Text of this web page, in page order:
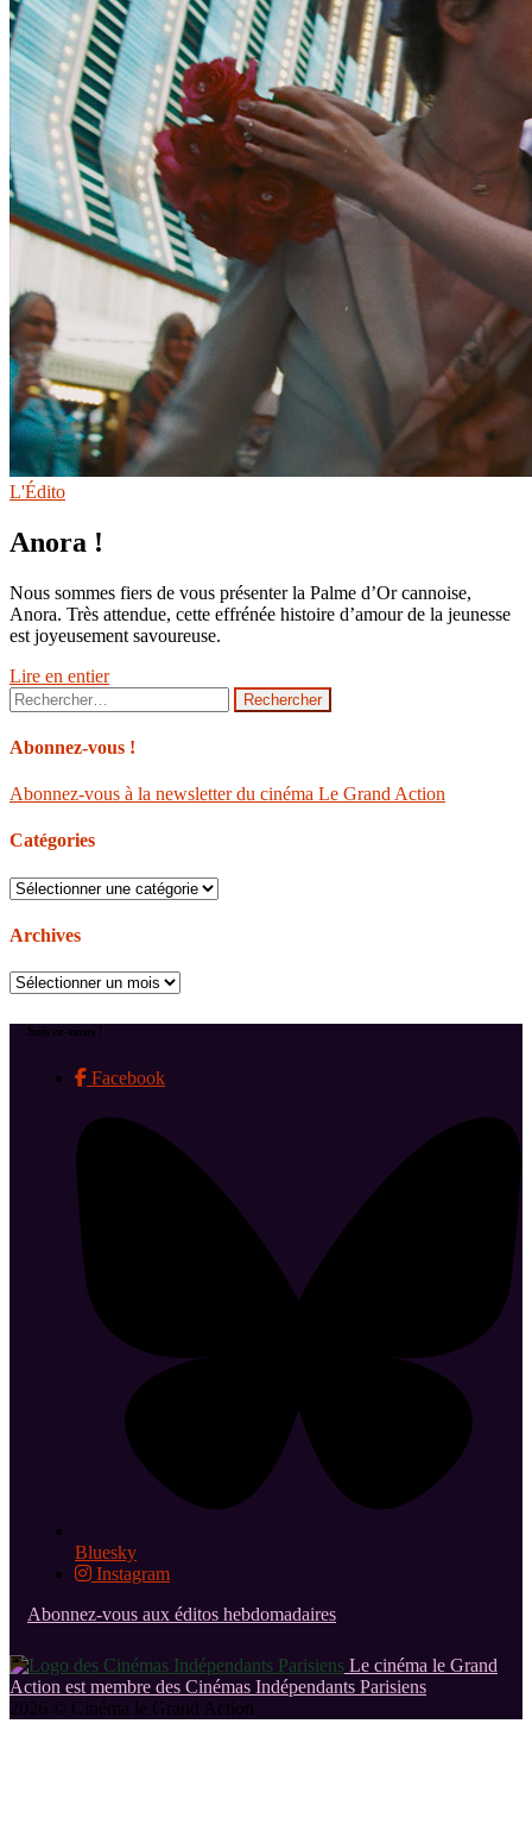
L'Édito
Anora !
Nous sommes fiers de vous présenter la Palme d’Or cannoise,
Anora. Très attendue, cette effrénée histoire d’amour de la jeunesse
est joyeusement savoureuse.
Lire en entier
Rechercher :
Abonnez-vous !
Abonnez-vous à la newsletter du cinéma Le Grand Action
Catégories
Catégories
Archives
Archives
Suivez-nous !
Facebook
Bluesky
Instagram
Abonnez-vous aux éditos hebdomadaires
Le cinéma le Grand
Action est membre des Cinémas Indépendants Parisiens
2026 © Cinéma le Grand Action